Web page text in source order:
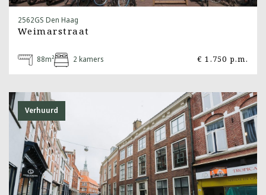
2562GS Den Haag
Weimarstraat
88m² 2 kamers € 1.750 p.m.
Verhuurd